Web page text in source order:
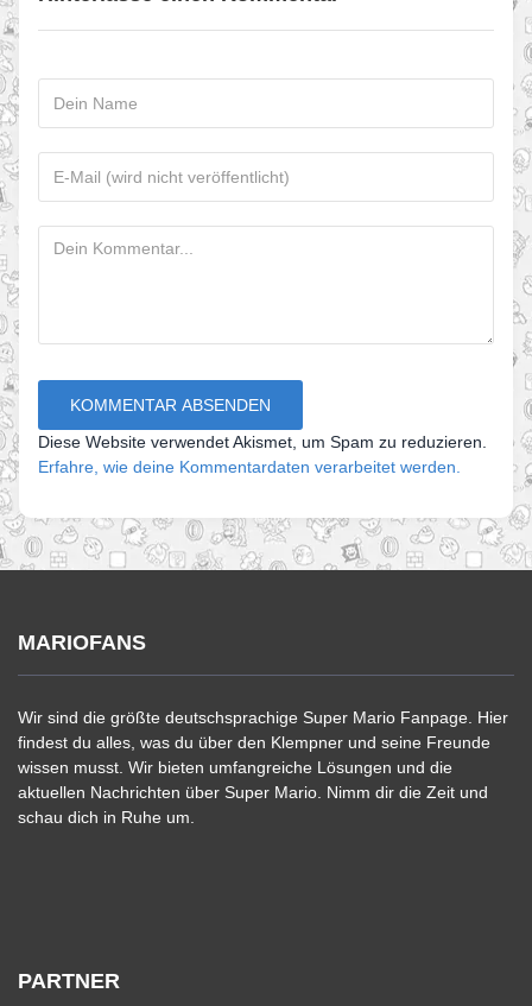
Diese Website verwendet Akismet, um Spam zu reduzieren.
Erfahre, wie deine Kommentardaten verarbeitet werden.
MARIOFANS
Wir sind die größte deutschsprachige Super Mario Fanpage. Hier
findest du alles, was du über den Klempner und seine Freunde
wissen musst. Wir bieten umfangreiche Lösungen und die
aktuellen Nachrichten über Super Mario. Nimm dir die Zeit und
schau dich in Ruhe um.
PARTNER